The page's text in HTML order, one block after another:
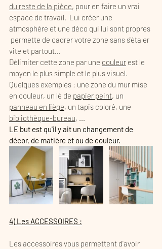
du reste de la pièce, pour en faire un vrai
espace de travail.  Lui créer une
atmosphère et une déco qui lui sont propres
permette de cadrer votre zone sans s'étaler
vite et partout...
Délimiter cette zone par une couleur est le
moyen le plus simple et le plus visuel.
Quelques exemples : une zone du mur mise
en couleur, un lé de papier peint, un
panneau en liège, un tapis coloré, une
bibliothèque-bureau, ...
LE but est qu'il y ait un changement de
décor, de matière et ou de couleur.
4) Les ACCESSOIRES :
Les accessoires vous permettent d'avoir